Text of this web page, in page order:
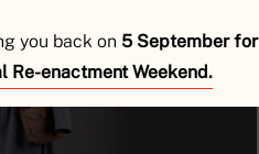
you back on 5 September for
Re-enactment Weekend.